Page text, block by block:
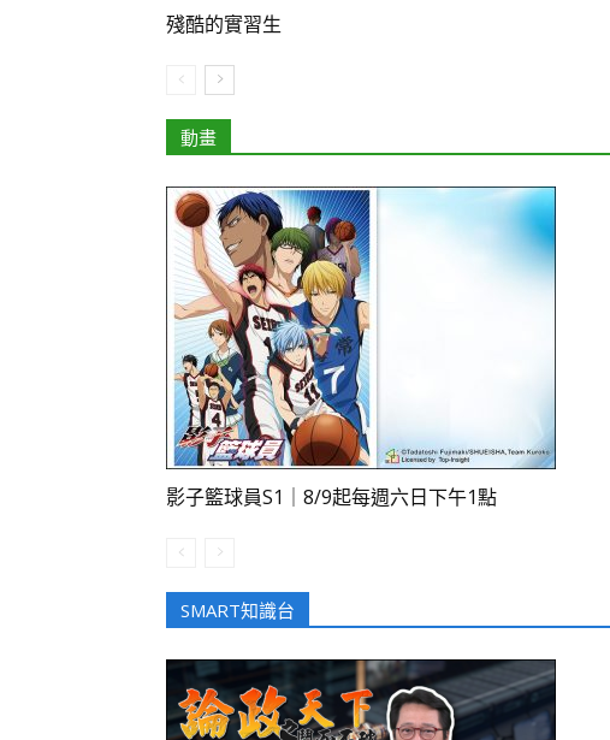
殘酷的實習生
動畫
影子籃球員S1｜8/9起每週六日下午1點
SMART知識台